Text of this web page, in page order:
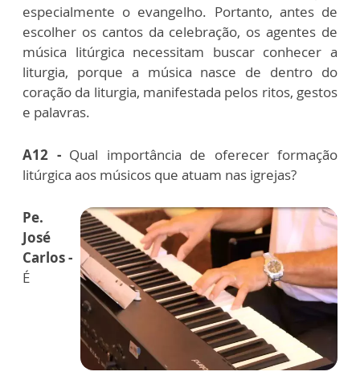
especialmente o evangelho. Portanto, antes de
escolher os cantos da celebração, os agentes de
música litúrgica necessitam buscar conhecer a
liturgia, porque a música nasce de dentro do
coração da liturgia, manifestada pelos ritos, gestos
e palavras.
A12 -Qual importância de oferecer formação
litúrgica aos músicos que atuam nas igrejas?
Pe.
José
Carlos -
É